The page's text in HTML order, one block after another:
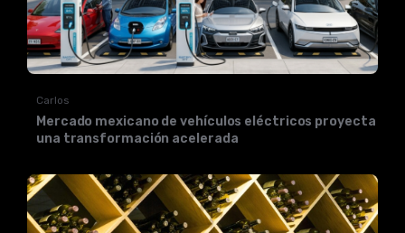
Carlos
Mercado mexicano de vehículos eléctricos proyecta
una transformación acelerada